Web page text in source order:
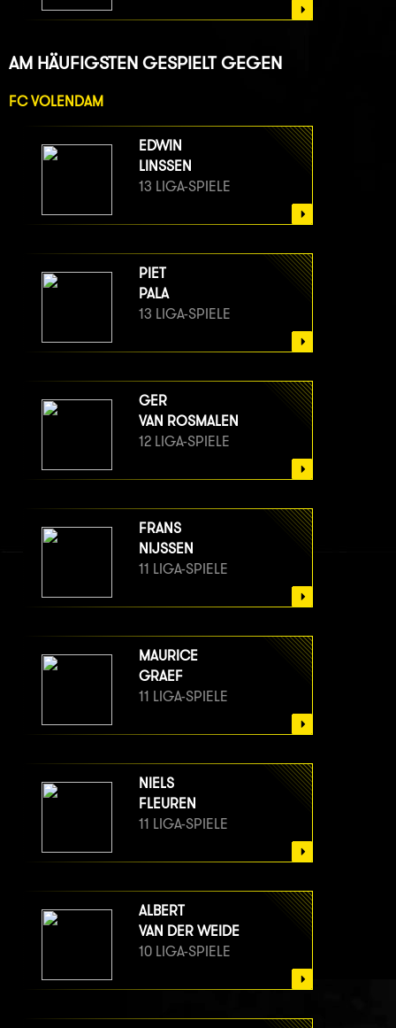
AM HÄUFIGSTEN GESPIELT GEGEN
FC VOLENDAM
EDWIN
LINSSEN
13 LIGA-SPIELE
PIET
PALA
13 LIGA-SPIELE
GER
VAN ROSMALEN
12 LIGA-SPIELE
FRANS
NIJSSEN
11 LIGA-SPIELE
MAURICE
GRAEF
11 LIGA-SPIELE
NIELS
FLEUREN
11 LIGA-SPIELE
ALBERT
VAN DER WEIDE
10 LIGA-SPIELE